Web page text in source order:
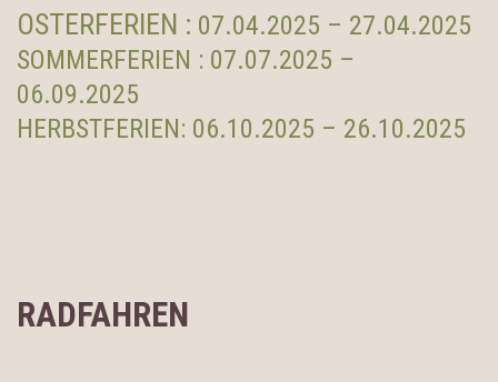
OSTERFERIEN : 07.04.2025 – 27.04.2025
SOMMERFERIEN : 07.07.2025 –
06.09.2025
HERBSTFERIEN: 06.10.2025 – 26.10.2025
RADFAHREN